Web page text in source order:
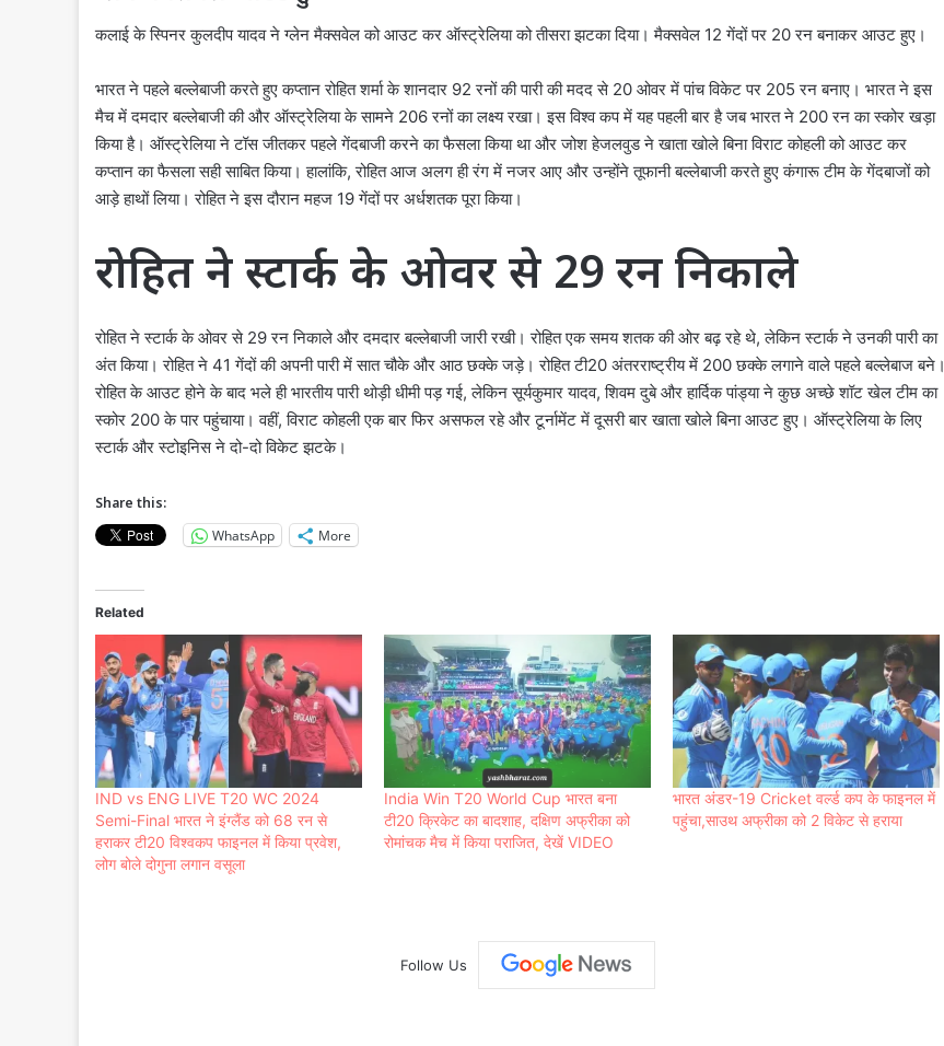
कलाई के स्पिनर कुलदीप यादव ने ग्लेन मैक्सवेल को आउट कर ऑस्ट्रेलिया को तीसरा झटका दिया। मैक्सवेल 12 गेंदों पर 20 रन बनाकर आउट हुए।
भारत ने पहले बल्लेबाजी करते हुए कप्तान रोहित शर्मा के शानदार 92 रनों की पारी की मदद से 20 ओवर में पांच विकेट पर 205 रन बनाए। भारत ने इस
मैच में दमदार बल्लेबाजी की और ऑस्ट्रेलिया के सामने 206 रनों का लक्ष्य रखा। इस विश्व कप में यह पहली बार है जब भारत ने 200 रन का स्कोर खड़ा
किया है। ऑस्ट्रेलिया ने टॉस जीतकर पहले गेंदबाजी करने का फैसला किया था और जोश हेजलवुड ने खाता खोले बिना विराट कोहली को आउट कर
कप्तान का फैसला सही साबित किया। हालांकि, रोहित आज अलग ही रंग में नजर आए और उन्होंने तूफानी बल्लेबाजी करते हुए कंगारू टीम के गेंदबाजों को
आड़े हाथों लिया। रोहित ने इस दौरान महज 19 गेंदों पर अर्धशतक पूरा किया।
रोहित ने स्टार्क के ओवर से 29 रन निकाले
रोहित ने स्टार्क के ओवर से 29 रन निकाले और दमदार बल्लेबाजी जारी रखी। रोहित एक समय शतक की ओर बढ़ रहे थे, लेकिन स्टार्क ने उनकी पारी का
अंत किया। रोहित ने 41 गेंदों की अपनी पारी में सात चौके और आठ छक्के जड़े। रोहित टी20 अंतरराष्ट्रीय में 200 छक्के लगाने वाले पहले बल्लेबाज बने।
रोहित के आउट होने के बाद भले ही भारतीय पारी थोड़ी धीमी पड़ गई, लेकिन सूर्यकुमार यादव, शिवम दुबे और हार्दिक पांड्या ने कुछ अच्छे शॉट खेल टीम का
स्कोर 200 के पार पहुंचाया। वहीं, विराट कोहली एक बार फिर असफल रहे और टूर्नामेंट में दूसरी बार खाता खोले बिना आउट हुए। ऑस्ट्रेलिया के लिए
स्टार्क और स्टोइनिस ने दो-दो विकेट झटके।
Share this:
WhatsApp
More
Related
IND vs ENG LIVE T20 WC 2024
Semi-Final भारत ने इंग्लैंड को 68 रन से
हराकर टी20 विश्वकप फाइनल में किया प्रवेश,
लोग बोले दोगुना लगान वसूला
India Win T20 World Cup भारत बना
टी20 क्रिकेट का बादशाह, दक्षिण अफ्रीका को
रोमांचक मैच में किया पराजित, देखें VIDEO
भारत अंडर-19 Cricket वर्ल्ड कप के फाइनल में
पहुंचा,साउथ अफ्रीका को 2 विकेट से हराया
Follow Us